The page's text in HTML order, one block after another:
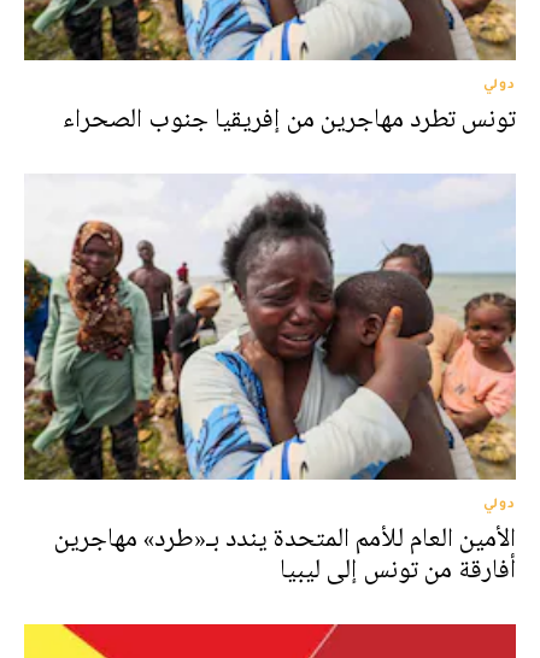
دولي
تونس تطرد مهاجرين من إفريقيا جنوب الصحراء
دولي
الأمين العام للأمم المتحدة يندد بـ«طرد» مهاجرين
أفارقة من تونس إلى ليبيا